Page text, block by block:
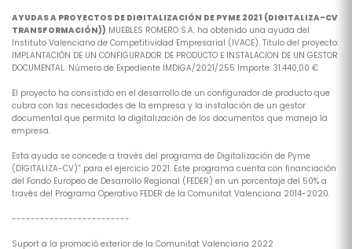
AYUDAS A PROYECTOS DE DIGITALIZACIÓN DE PYME 2021 (DIGITALIZA-CV
TRANSFORMACIÓN)) MUEBLES ROMERO S.A. ha obtenido una ayuda del
Instituto Valenciano de Competitividad Empresarial (IVACE). Titulo del proyecto:
IMPLANTACIÓN DE UN CONFIGURADOR DE PRODUCTO E INSTALACION DE UN GESTOR
DOCUMENTAL. Número de Expediente IMDIGA/2021/255 Importe: 31.440,00 €
El proyecto ha consistido en el desarrollo de un configurador de producto que
cubra con las necesidades de la empresa y la instalación de un gestor
documental que permita la digitalización de los documentos que maneja la
empresa.
Esta ayuda se concede a través del programa de Digitalización de Pyme
(DIGITALIZA-CV)” para el ejercicio 2021. Este programa cuenta con financiación
del Fondo Europeo de Desarrollo Regional (FEDER) en un porcentaje del 50% a
través del Programa Operativo FEDER de la Comunitat Valenciana 2014-2020.
-------------------------
Suport a la promoció exterior de la Comunitat Valenciana 2022